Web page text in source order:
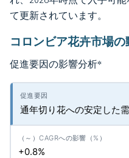
て更新されています。
コロンビア花卉市場
促進要因の影響分析*
通年切り花への安定した
+0.8%